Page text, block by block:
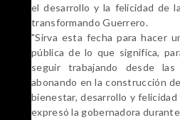
el desarrollo y la felicidad de
transformando Guerrero.
"Sirva esta fecha para hacer
pública de lo que significa,
seguir trabajando desde
abonando en la construcción
bienestar, desarrollo y felicidad
expresó la gobernadora